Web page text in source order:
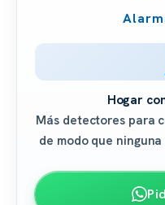
Hogar
Más detectores para
de modo que